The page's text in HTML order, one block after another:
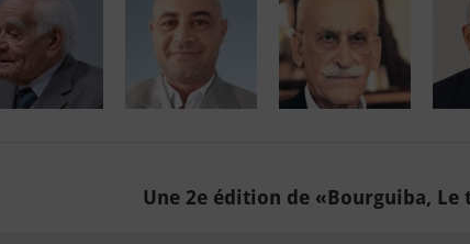
Une 2e édition de «Bourguiba, Le